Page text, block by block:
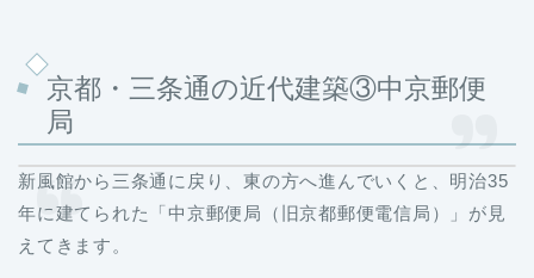
京都・三条通の近代建築③中京郵便
局
新風館から三条通に戻り、東の方へ進んでいくと、明治35
年に建てられた「中京郵便局（旧京都郵便電信局）」が見
えてきます。